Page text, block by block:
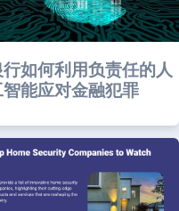
如何利用负责任的人
能应对金融犯罪